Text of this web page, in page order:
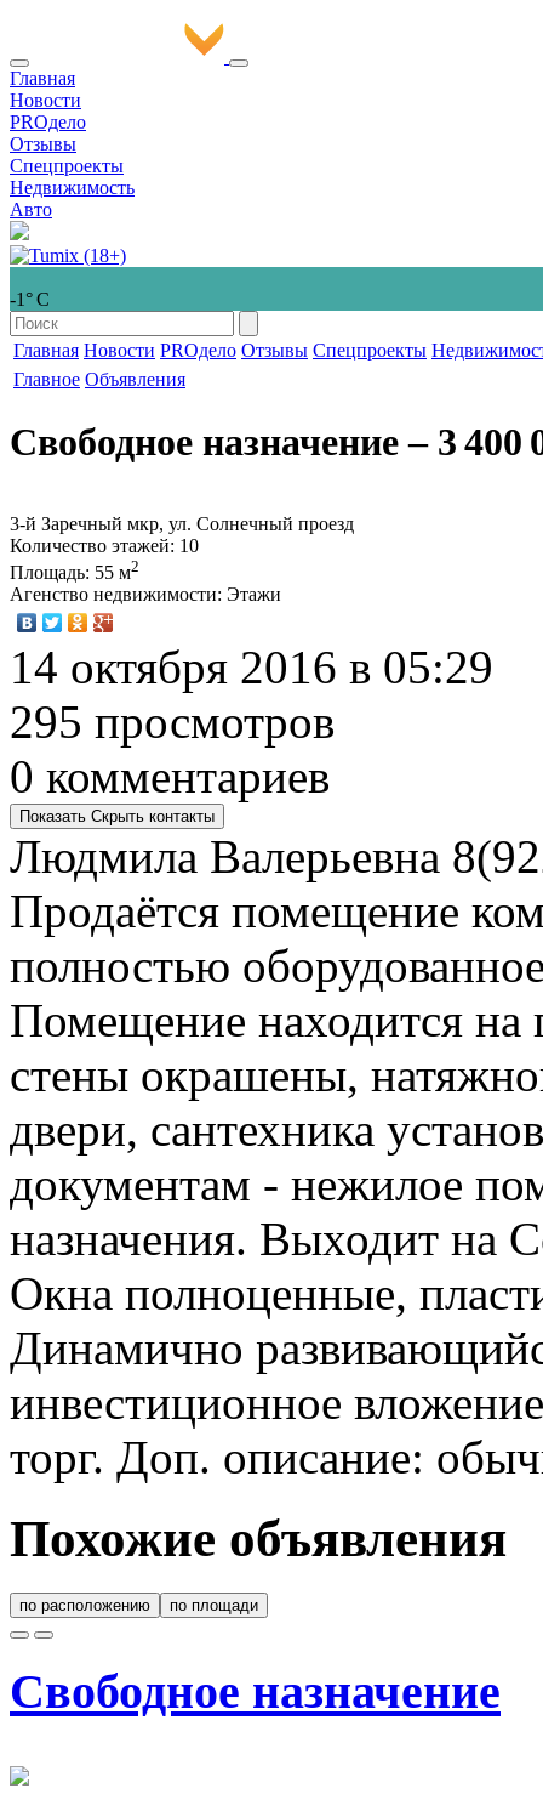
Главная
Новости
PROдело
Отзывы
Спецпроекты
Недвижимость
Авто
-1° С
Главная Новости PROдело Отзывы Спецпроекты
Главное Объявления
Свободное назначение‒ 3 400
3-й Заречный мкр, ул. Солнечный проезд
Количество этажей: 10
Площадь: 55 м2
Агенство недвижимости: Этажи
14 октября 2016 в 05:29
295 просмотров
0 комментариев
Показать Скрыть контакты
Людмила Валерьевна
Продаётся помещение
полностью
Помещение находится на
стены окрашены,
двери, сантехника
документам - нежилое
назначения. Выходит на
Окна полноценные,
Динамично
инвестиционное
торг. Доп. описание:
Похожие объявления
по расположению по площади
Свободное назначение